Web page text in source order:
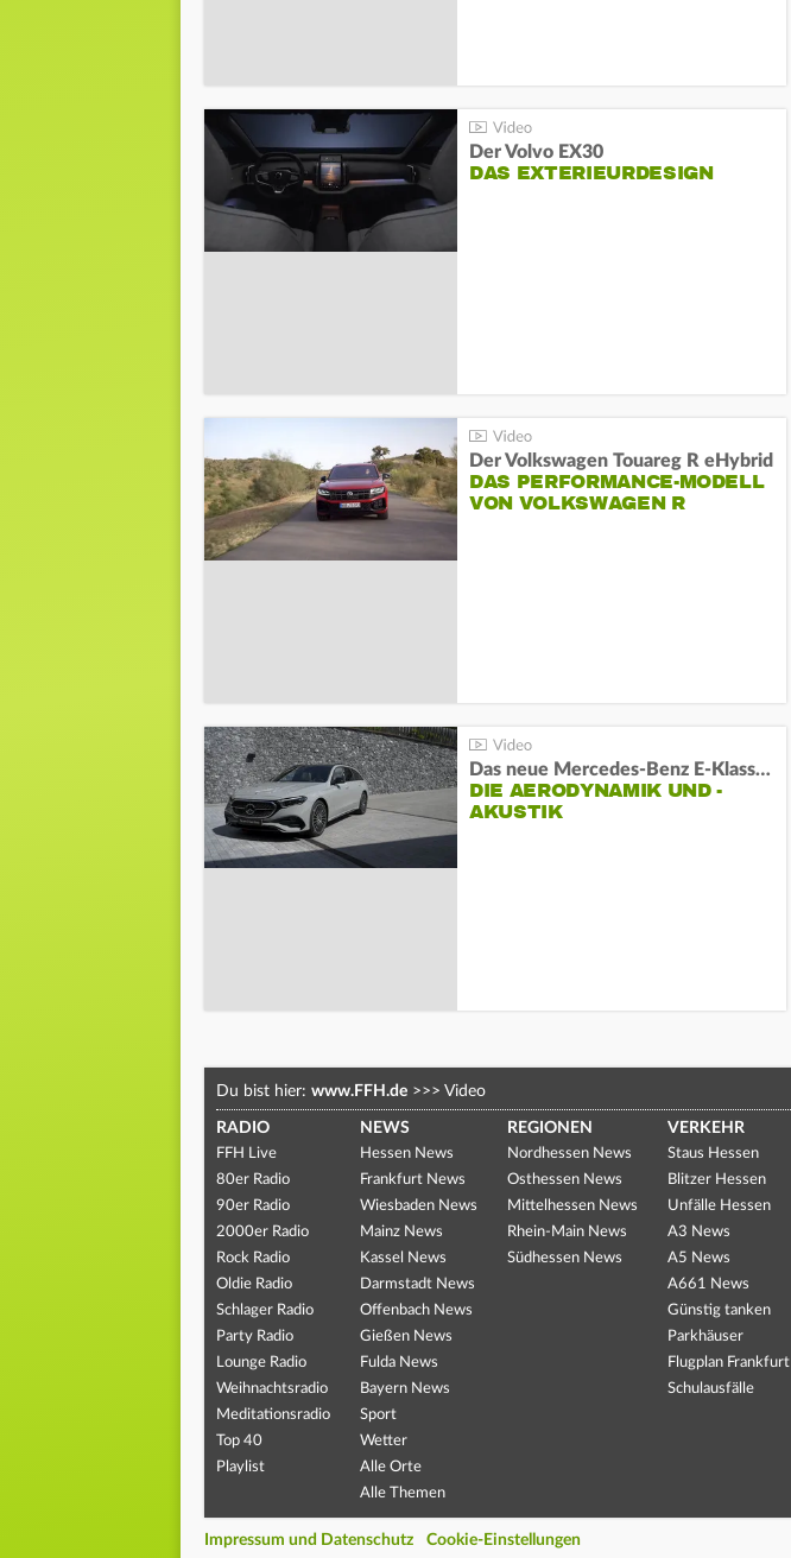
Der Volvo EX30
DAS EXTERIEURDESIGN
Der Volkswagen Touareg R eHybrid
DAS PERFORMANCE-MODELL
VON VOLKSWAGEN R
Das neue Mercedes-Benz E-Klasse T-Modell
DIE AERODYNAMIK UND -
AKUSTIK
Du bist hier: www.FFH.de >>> Video
RADIO
FFH Live
80er Radio
90er Radio
2000er Radio
Rock Radio
Oldie Radio
Schlager Radio
Party Radio
Lounge Radio
Weihnachtsradio
Meditationsradio
Top 40
Playlist
NEWS
Hessen News
Frankfurt News
Wiesbaden News
Mainz News
Kassel News
Darmstadt News
Offenbach News
Gießen News
Fulda News
Bayern News
Sport
Wetter
Alle Orte
Alle Themen
REGIONEN
Nordhessen News
Osthessen News
Mittelhessen News
Rhein-Main News
Südhessen News
VERKEHR
Staus Hessen
Blitzer Hessen
Unfälle Hessen
A3 News
A5 News
A661 News
Günstig tanken
Parkhäuser
Flugplan Frankfurt
Schulausfälle
Impressum und Datenschutz Cookie-Einstellungen